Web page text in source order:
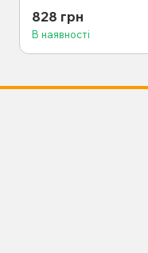
828 грн
В наявності